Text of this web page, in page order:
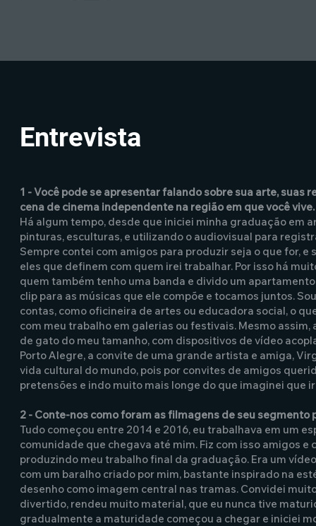
Entrevista
1 - Você pode se apresentar falando sobre sua arte, suas
cena de cinema independente na região em que você vive.
Há algum tempo, desde que iniciei minha graduação em
pinturas, esculturas, e utilizando o audiovisual para
Sempre contei com amigos para produzir seja o que for,
eles que definem com quem irei trabalhar. Por isso há
quem também tenho uma banda e divido um
clip para as músicas que ele compõe e tocamos juntos.
contas, como oficineira de artes ou educadora social, o
com meu trabalho em galerias ou festivais. Mesmo
de gato do meu tamanho, com dispositivos de vídeo
Porto Alegre, a convite de uma grande artista e amiga,
vida cultural do mundo, pois por convites de amigos
pretensões e indo muito mais longe do que imaginei que
2 - Conte-nos como foram as filmagens de seu segmento
Tudo começou entre 2014 e 2016, eu trabalhava em um
comunidade que chegava até mim. Fiz com isso amigos
produzindo meu trabalho final da graduação. Era um
com um baralho criado por mim, bastante inspirado na
desenho como imagem central nas tramas. Convidei
divertido, rendeu muito material, que eu nunca tive
gradualmente a maturidade começou a chegar e iniciei